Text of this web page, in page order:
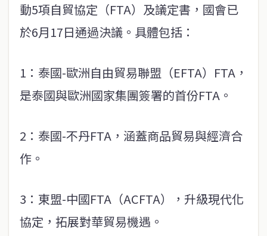
動5項自貿協定（FTA）及議定書，國會已
於6月17日通過決議。具體包括：
1：泰國-歐洲自由貿易聯盟（EFTA）FTA，
是泰國與歐洲國家集團簽署的首份FTA。
2：泰國-不丹FTA，涵蓋商品貿易與經濟合
作。
3：東盟-中國FTA（ACFTA），升級現代化
協定，拓展對華貿易機遇。